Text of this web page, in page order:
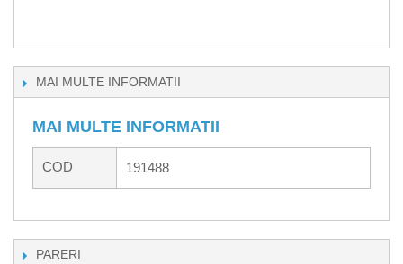
MAI MULTE INFORMATII
MAI MULTE INFORMATII
COD 191488
PARERI